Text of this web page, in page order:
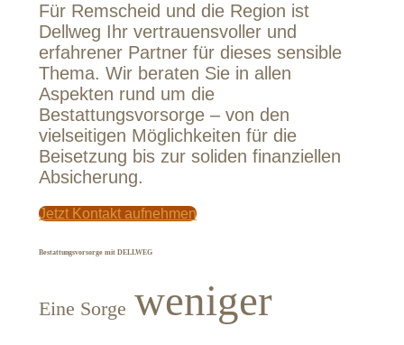
Für Remscheid und die Region ist
Dellweg Ihr vertrauensvoller und
erfahrener Partner für dieses sensible
Thema. Wir beraten Sie in allen
Aspekten rund um die
Bestattungsvorsorge – von den
vielseitigen Möglichkeiten für die
Beisetzung bis zur soliden finanziellen
Absicherung.
Jetzt Kontakt aufnehmen
Bestattungsvorsorge mit DELLWEG
Eine Sorge weniger